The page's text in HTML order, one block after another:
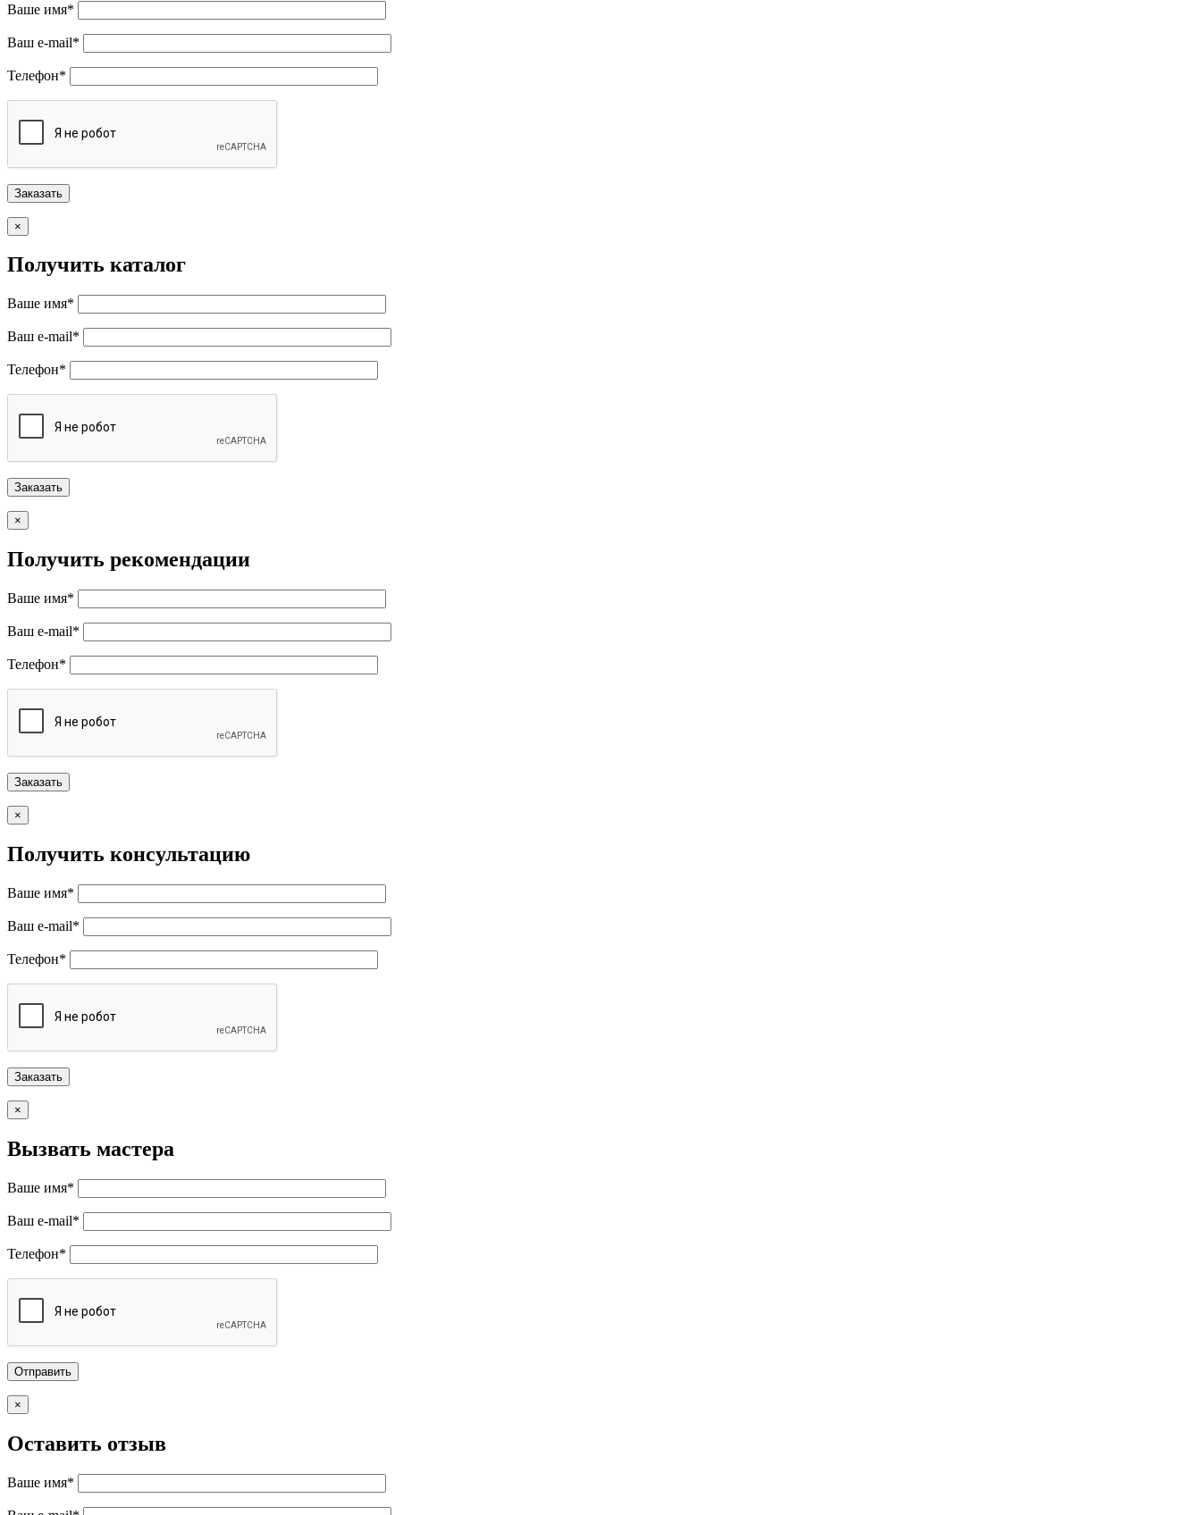
Ваше имя*
Ваш e-mail*
Телефон*
×
Получить каталог
Ваше имя*
Ваш e-mail*
Телефон*
×
Получить рекомендации
Ваше имя*
Ваш e-mail*
Телефон*
×
Получить консультацию
Ваше имя*
Ваш e-mail*
Телефон*
×
Вызвать мастера
Ваше имя*
Ваш e-mail*
Телефон*
×
Оставить отзыв
Ваше имя*